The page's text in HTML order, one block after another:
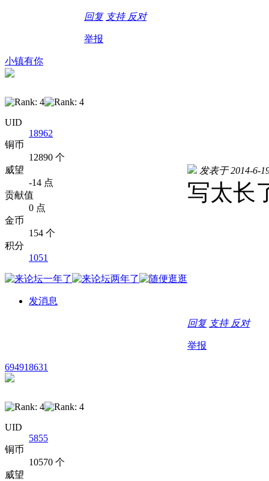
回复 支持 反对
举报
小镇有你
UID
18962
铜币
12890 个
威望
-14 点
贡献值
0 点
金币
154 个
积分
1051
发消息
发表于 2014-6-
写太长
回复 支持 反对
举报
694918631
UID
5855
铜币
10570 个
威望